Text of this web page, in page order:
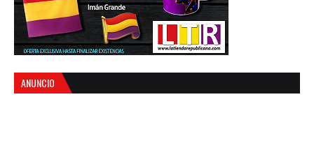
ANUNCIO